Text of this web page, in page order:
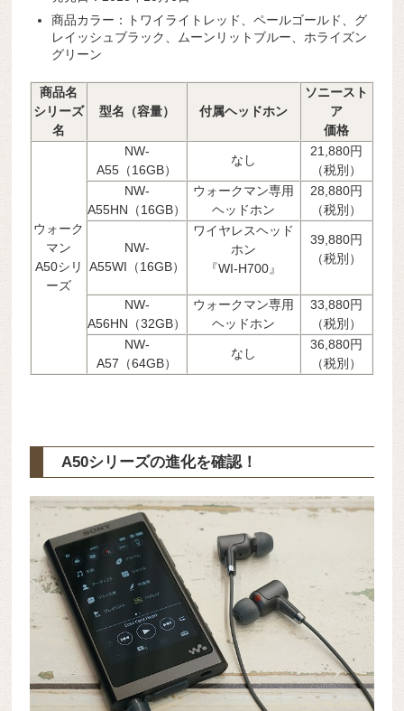
商品カラー：トワイライトレッド、ペールゴールド、グ
レイッシュブラック、ムーンリットブルー、ホライズン
グリーン
商品名
シリーズ
名
型名（容量） 付属ヘッドホン
ソニースト
ア
価格
ウォーク
マン
A50シリ
ーズ
NW-
A55（16GB）
なし
21,880円
（税別）
NW-
A55HN（16GB）
ウォークマン専用
ヘッドホン
28,880円
（税別）
NW-
A55WI（16GB）
ワイヤレスヘッド
ホン
『WI-H700』
39,880円
（税別）
NW-
A56HN（32GB）
ウォークマン専用
ヘッドホン
33,880円
（税別）
NW-
A57（64GB）
なし
36,880円
（税別）
A50シリーズの進化を確認！